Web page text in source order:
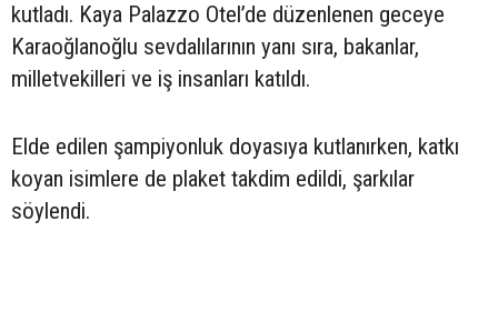
kutladı. Kaya Palazzo Otel’de düzenlenen geceye
Karaoğlanoğlu sevdalılarının yanı sıra, bakanlar,
milletvekilleri ve iş insanları katıldı.
Elde edilen şampiyonluk doyasıya kutlanırken, katkı
koyan isimlere de plaket takdim edildi, şarkılar
söylendi.